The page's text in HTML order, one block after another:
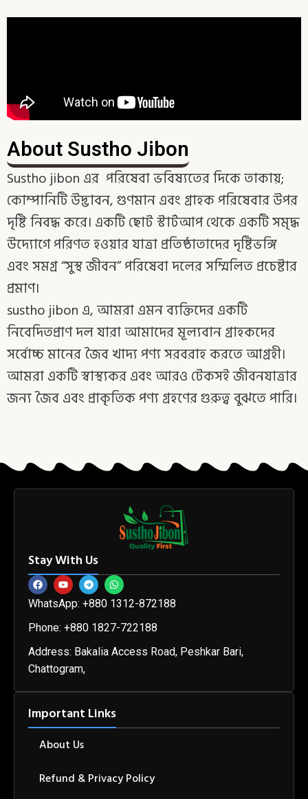
About Sustho Jibon
Sustho jibon এর পরিষেবা ভবিষ্যতের দিকে তাকায়;
কোম্পানিটি উদ্ভাবন, গুণমান এবং গ্রাহক পরিষেবার উপর
দৃষ্টি নিবদ্ধ করে। একটি ছোট স্টার্টআপ থেকে একটি সমৃদ্ধ
উদ্যোগে পরিণত হওয়ার যাত্রা প্রতিষ্ঠাতাদের দৃষ্টিভঙ্গি
এবং সমগ্র “সুস্থ জীবন” পরিষেবা দলের সম্মিলিত প্রচেষ্টার
প্রমাণ।
sustho jibon এ, আমরা এমন ব্যক্তিদের একটি
নিবেদিতপ্রাণ দল যারা আমাদের মূল্যবান গ্রাহকদের
সর্বোচ্চ মানের জৈব খাদ্য পণ্য সরবরাহ করতে আগ্রহী।
আমরা একটি স্বাস্থ্যকর এবং আরও টেকসই জীবনযাত্রার
জন্য জৈব এবং প্রাকৃতিক পণ্য গ্রহণের গুরুত্ব বুঝতে পারি।
Stay With Us
WhatsApp: +880 1312-872188
Phone: +880 1827-722188
Address: Bakalia Access Road, Peshkar Bari,
Chattogram,
Important Links
About Us
Refund & Privacy Policy